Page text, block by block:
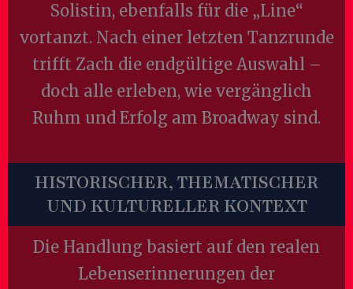
Solistin, ebenfalls für die „Line“
vortanzt. Nach einer letzten Tanzrunde
trifft Zach die endgültige Auswahl –
doch alle erleben, wie vergänglich
Ruhm und Erfolg am Broadway sind.
HISTORISCHER, THEMATISCHER
UND KULTURELLER KONTEXT
Die Handlung basiert auf den realen
Lebenserinnerungen der